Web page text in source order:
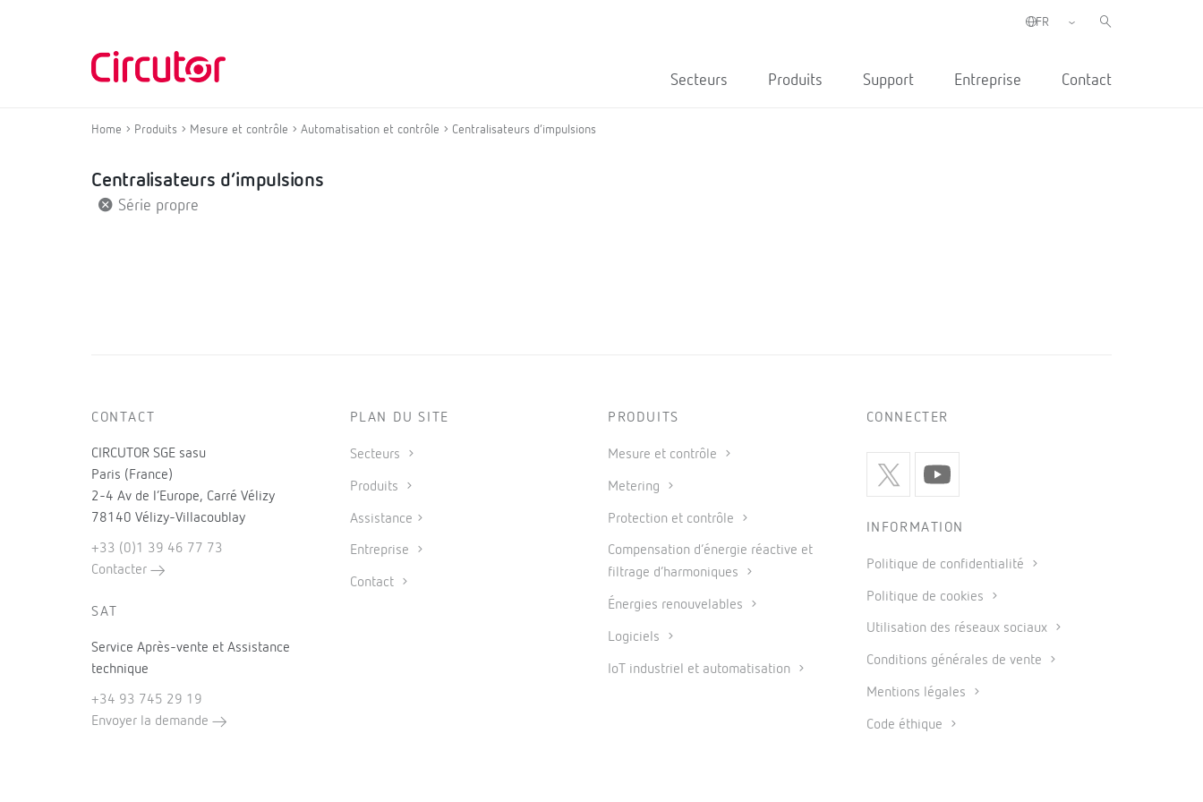
Secteurs Produits Support Entreprise Contact
Home Produits Mesure et contrôle Automatisation et contrôle Centralisateurs d’impulsions
Centralisateurs d’impulsions
Série propre
CONTACT
CIRCUTOR SGE sasu
Paris (France)
2-4 Av de l’Europe, Carré Vélizy
78140 Vélizy-Villacoublay
+33 (0)1 39 46 77 73
Contacter
SAT
Service Après-vente et Assistance
technique
+34 93 745 29 19
Envoyer la demande
PLAN DU SITE
Secteurs
Produits
Assistance
Entreprise
Contact
PRODUITS
Mesure et contrôle
Metering
Protection et contrôle
Compensation d’énergie réactive et
filtrage d’harmoniques
Énergies renouvelables
Logiciels
IoT industriel et automatisation
CONNECTER
INFORMATION
Politique de confidentialité
Politique de cookies
Utilisation des réseaux sociaux
Conditions générales de vente
Mentions légales
Code éthique